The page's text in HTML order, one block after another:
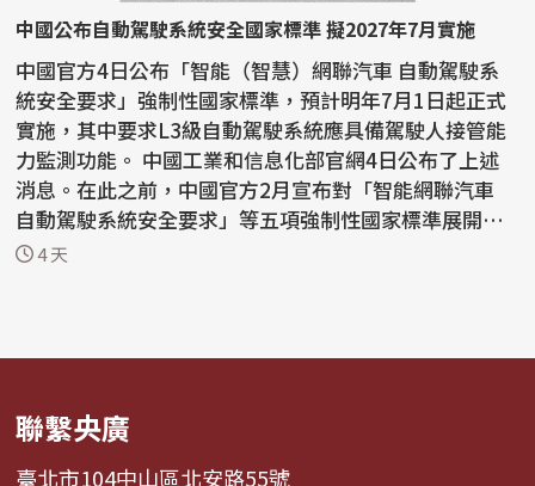
中國公布自動駕駛系統安全國家標準 擬2027年7月實施
中國官方4日公布「智能（智慧）網聯汽車 自動駕駛系
統安全要求」強制性國家標準，預計明年7月1日起正式
實施，其中要求L3級自動駕駛系統應具備駕駛人接管能
力監測功能。 中國工業和信息化部官網4日公布了上述
消息。在此之前，中國官方2月宣布對「智能網聯汽車
自動駕駛系統安全要求」等五項強制性國家標準展開為
期兩...
4 天
聯繫央廣
臺北市104中山區北安路55號